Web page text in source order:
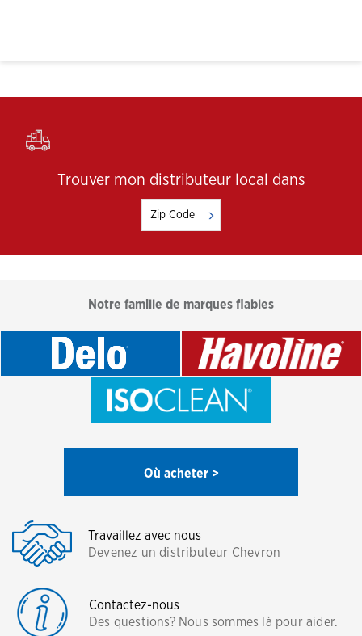
Trouver mon distributeur local dans
Notre famille de marques fiables
Où acheter >
Travaillez avec nous
Devenez un distributeur Chevron
Contactez-nous
Des questions? Nous sommes là pour aider.